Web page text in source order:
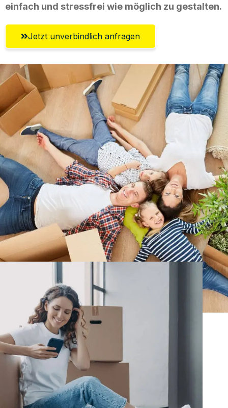
einfach und stressfrei wie möglich zu gestalten.
Jetzt unverbindlich anfragen